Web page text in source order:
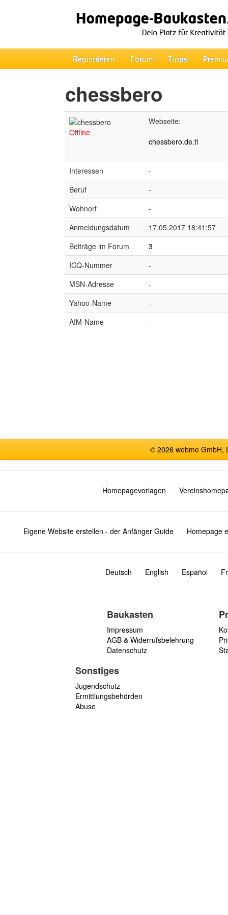
Registrieren Forum Tipps
chessbero
Offline
Webseite:
chessbero.de.tl
Interessen
-
Beruf
-
Wohnort
-
Anmeldungsdatum
17.05.2017 18:41:57
Beiträge im Forum
3
ICQ-Nummer
-
MSN-Adresse
-
Yahoo-Name
-
AIM-Name
-
© 2026 webme GmbH,
Homepagevorlagen
Eigene Website erstellen - der Anfänger Guide Homepage
Deutsch English Español
Baukasten
Impressum
AGB & Widerrufsbelehrung
Datenschutz
Sonstiges
Jugendschutz
Ermittlungsbehörden
Abuse